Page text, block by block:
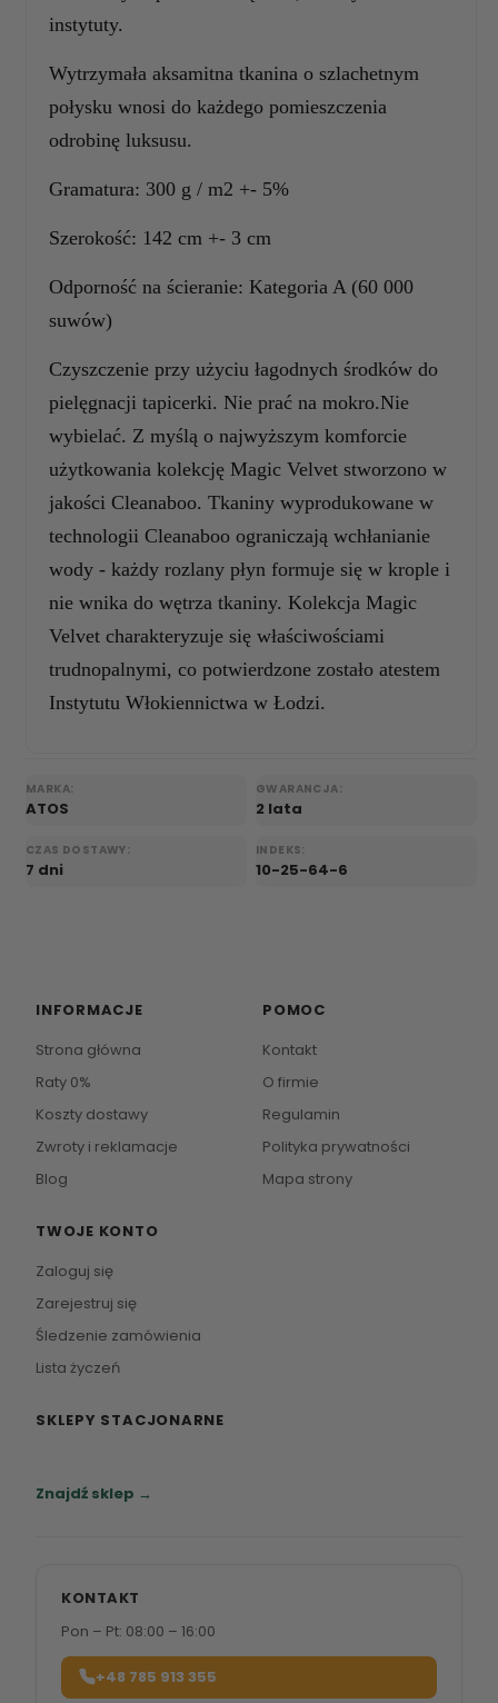
instytuty.
Wytrzymała aksamitna tkanina o szlachetnym
połysku wnosi do każdego pomieszczenia
odrobinę luksusu.
Gramatura: 300 g / m2 +- 5%
Szerokość: 142 cm +- 3 cm
Odporność na ścieranie: Kategoria A (60 000
suwów)
Czyszczenie przy użyciu łagodnych środków do
pielęgnacji tapicerki. Nie prać na mokro.Nie
wybielać. Z myślą o najwyższym komforcie
użytkowania kolekcję Magic Velvet stworzono w
jakości Cleanaboo. Tkaniny wyprodukowane w
technologii Cleanaboo ograniczają wchłanianie
wody - każdy rozlany płyn formuje się w krople i
nie wnika do wętrza tkaniny. Kolekcja Magic
Velvet charakteryzuje się właściwościami
trudnopalnymi, co potwierdzone zostało atestem
Instytutu Włokiennictwa w Łodzi.
MARKA:
ATOS
GWARANCJA:
2 lata
CZAS DOSTAWY:
7 dni
INDEKS:
10-25-64-6
INFORMACJE
Strona główna
Raty 0%
Koszty dostawy
Zwroty i reklamacje
Blog
POMOC
Kontakt
O firmie
Regulamin
Polityka prywatności
Mapa strony
TWOJE KONTO
Zaloguj się
Zarejestruj się
Śledzenie zamówienia
Lista życzeń
SKLEPY STACJONARNE
Znajdź sklep →
KONTAKT
Pon – Pt: 08:00 – 16:00
+48 785 913 355